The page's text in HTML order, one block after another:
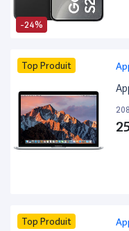
-24%
Top Produit
Top Produit